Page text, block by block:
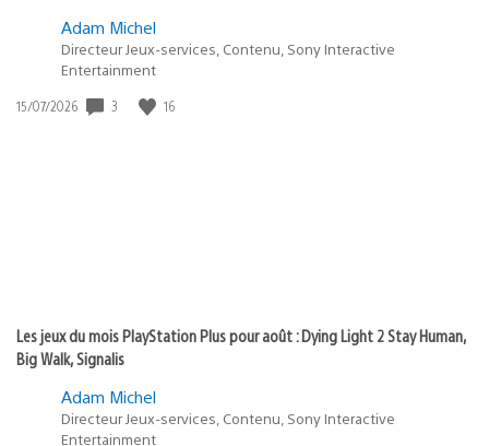
Adam Michel
Directeur Jeux-services, Contenu, Sony Interactive
Entertainment
Date
15/07/2026 3 16
Les jeux du mois PlayStation Plus pour août : Dying Light 2 Stay Human,
Big Walk, Signalis
Adam Michel
Directeur Jeux-services, Contenu, Sony Interactive
Entertainment